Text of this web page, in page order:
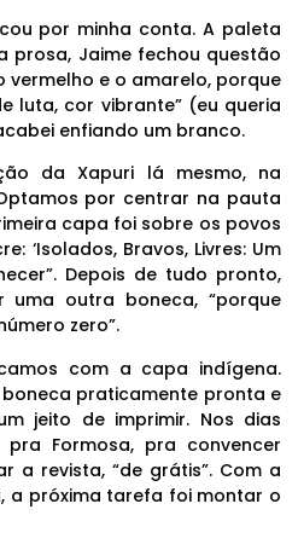
por minha conta. A paleta
prosa, Jaime fechou questão
vermelho e o amarelo, porque
luta, cor vibrante” (eu queria
enfiando um branco.
da Xapuri lá mesmo, na
por centrar na pauta
capa foi sobre os povos
‘Isolados, Bravos, Livres: Um
Depois de tudo pronto,
uma outra boneca, “porque
zero”.
com a capa indígena.
praticamente pronta e
jeito de imprimir. Nos dias
Formosa, pra convencer
a revista, “de grátis”. Com a
a próxima tarefa foi montar o